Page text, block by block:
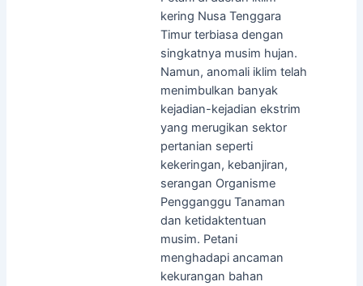
kering Nusa Tenggara
Timur terbiasa dengan
singkatnya musim hujan.
Namun, anomali iklim telah
menimbulkan banyak
kejadian-kejadian ekstrim
yang merugikan sektor
pertanian seperti
kekeringan, kebanjiran,
serangan Organisme
Pengganggu Tanaman
dan ketidaktentuan
musim. Petani
menghadapi ancaman
kekurangan bahan